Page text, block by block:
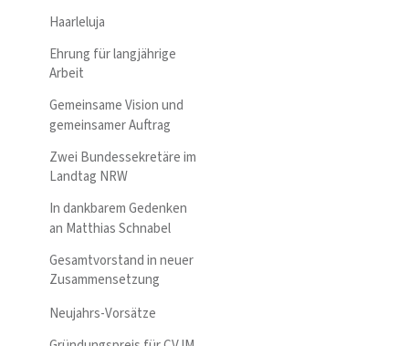
Haarleluja
Ehrung für langjährige
Arbeit
Gemeinsame Vision und
gemeinsamer Auftrag
Zwei Bundessekretäre im
Landtag NRW
In dankbarem Gedenken
an Matthias Schnabel
Gesamtvorstand in neuer
Zusammensetzung
Neujahrs-Vorsätze